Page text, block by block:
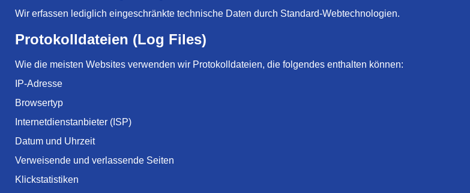
Wir erfassen lediglich eingeschränkte technische Daten durch Standard-Webtechnologien.
Protokolldateien (Log Files)
Wie die meisten Websites verwenden wir Protokolldateien, die folgendes enthalten können:
IP-Adresse
Browsertyp
Internetdienstanbieter (ISP)
Datum und Uhrzeit
Verweisende und verlassende Seiten
Klickstatistiken